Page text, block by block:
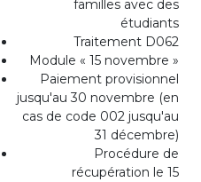
familles avec des
étudiants
Traitement D062
Module « 15 novembre »
Paiement provisionnel
jusqu'au 30 novembre (en
cas de code 002 jusqu'au
31 décembre)
Procédure de
récupération le 15